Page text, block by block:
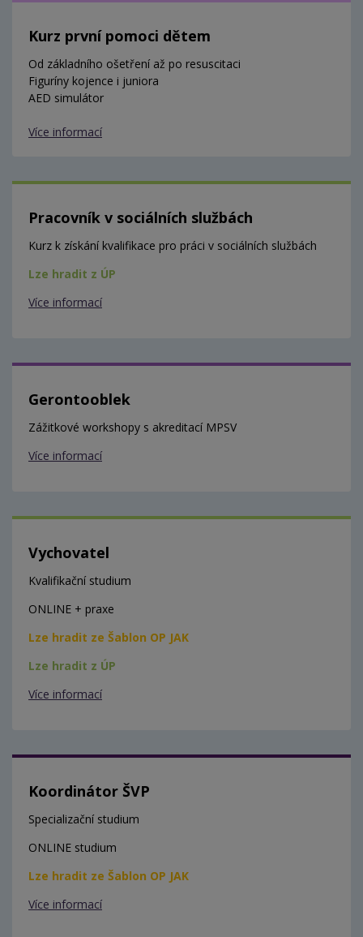
Kurz první pomoci dětem
Od základního ošetření až po resuscitaci
Figuríny kojence i juniora
AED simulátor
Více informací
Pracovník v sociálních službách
Kurz k získání kvalifikace pro práci v sociálních službách
Lze hradit z ÚP
Více informací
Gerontooblek
Zážitkové workshopy s akreditací MPSV
Více informací
Vychovatel
Kvalifikační studium
ONLINE + praxe
Lze hradit ze Šablon OP JAK
Lze hradit z ÚP
Více informací
Koordinátor ŠVP
Specializační studium
ONLINE studium
Lze hradit ze Šablon OP JAK
Více informací